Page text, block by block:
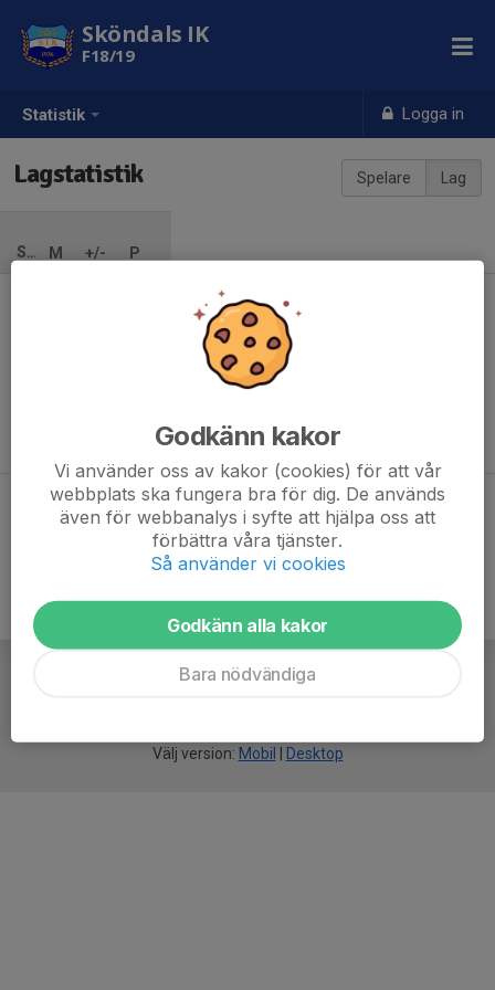
Statistik Logga in
Sköndals IK
F18/19
Spelare Lag
Lagstatistik
SÄSONG M +/- P
Ingen säsong inlagd
Välj version: Mobil Desktop
Godkänn kakor
Vi använder oss av kakor (cookies) för att vår
webbplats ska fungera bra för dig. De används
även för webbanalys i syfte att hjälpa oss att
förbättra våra tjänster.
Så använder vi cookies
Godkänn alla kakor
Bara nödvändiga